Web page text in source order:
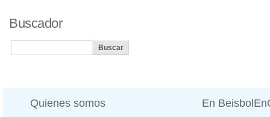
Buscador
Quienes somos En